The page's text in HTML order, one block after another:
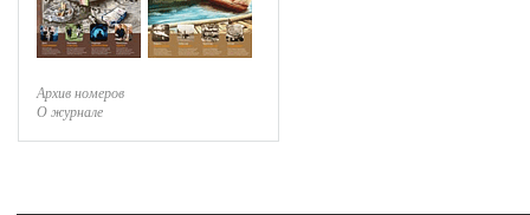
Архив номеров
О журнале